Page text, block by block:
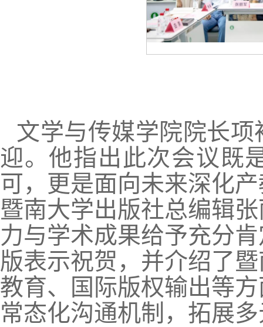
文学与传媒学院院长
迎。他指出此次会议既
可，更是面向未来深化
暨南大学出版社总编辑
力与学术成果给予充分
版表示祝贺，并介绍了
教育、国际版权输出等
常态化沟通机制，拓展